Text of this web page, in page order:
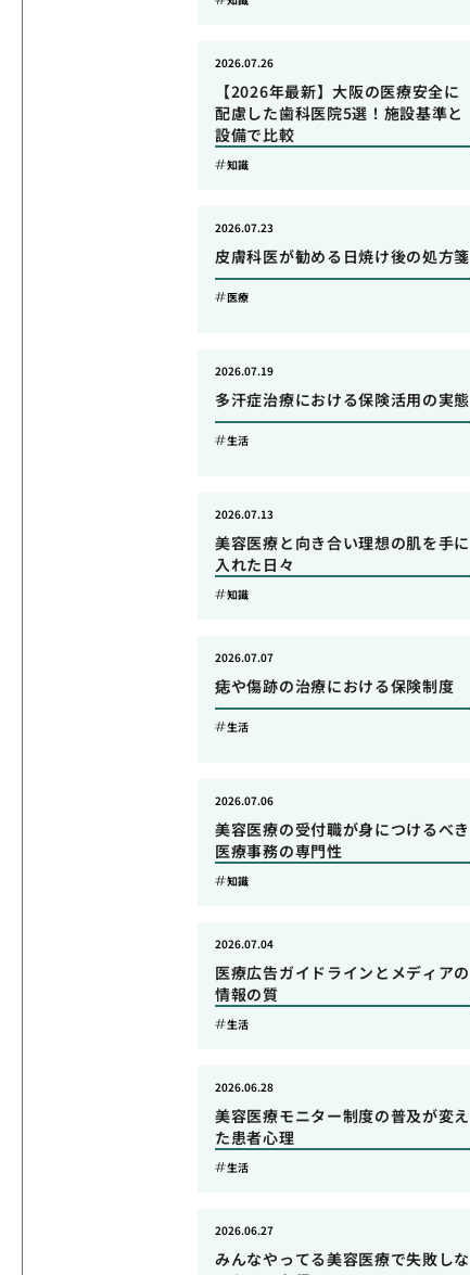
【2026年最新】大阪の医療安全に
配慮した歯科医院5選！施設基準と
設備で比較
2026.07.26
知識
皮膚科医が勧める日焼け後の処方箋
2026.07.23
医療
多汗症治療における保険活用の実態
2026.07.19
生活
美容医療と向き合い理想の肌を手に
入れた日々
2026.07.13
知識
痣や傷跡の治療における保険制度
2026.07.07
生活
美容医療の受付職が身につけるべき
医療事務の専門性
2026.07.06
知識
医療広告ガイドラインとメディアの
情報の質
2026.07.04
生活
美容医療モニター制度の普及が変え
た患者心理
2026.06.28
生活
みんなやってる美容医療で失敗しな
2026.06.27